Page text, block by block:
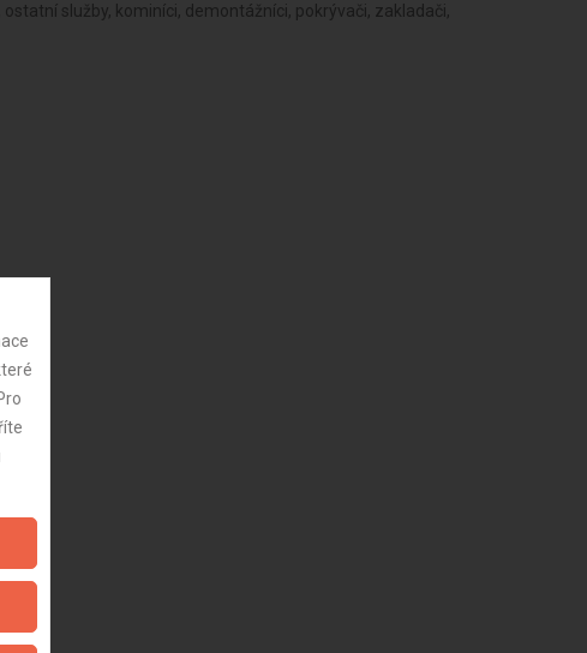
služby, kominíci, demontážníci, pokrývači, zakladači,